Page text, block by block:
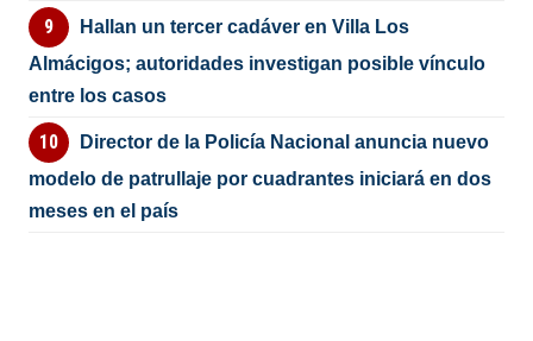
Hallan un tercer cadáver en Villa Los
Almácigos; autoridades investigan posible vínculo
entre los casos
Director de la Policía Nacional anuncia nuevo
modelo de patrullaje por cuadrantes iniciará en dos
meses en el país